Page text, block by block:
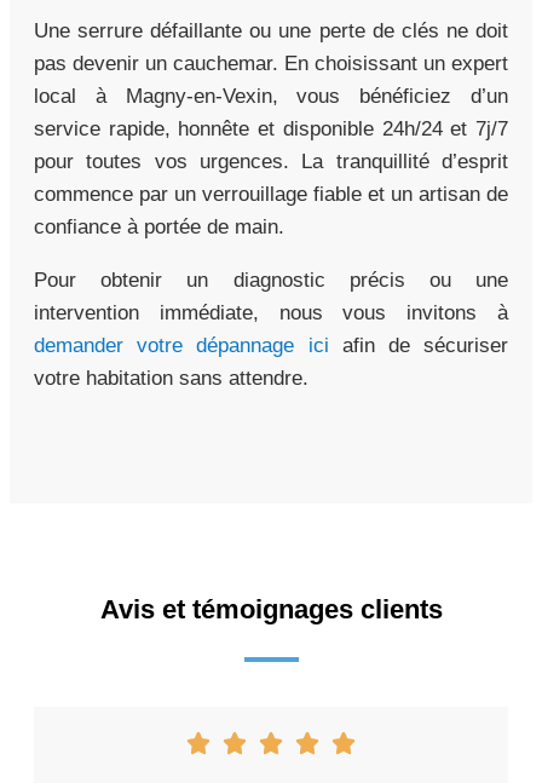
Une serrure défaillante ou une perte de clés ne doit
pas devenir un cauchemar. En choisissant un expert
local à Magny-en-Vexin, vous bénéficiez d’un
service rapide, honnête et disponible 24h/24 et 7j/7
pour toutes vos urgences. La tranquillité d’esprit
commence par un verrouillage fiable et un artisan de
confiance à portée de main.
Pour obtenir un diagnostic précis ou une
intervention immédiate, nous vous invitons à
demander votre dépannage ici afin de sécuriser
votre habitation sans attendre.
Avis et témoignages clients